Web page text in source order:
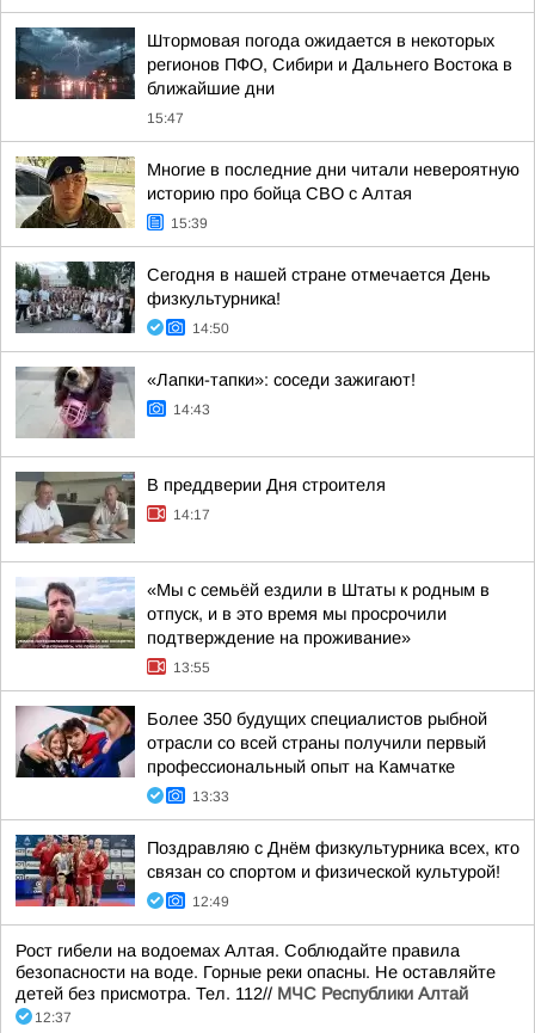
Штормовая погода ожидается в некоторых
регионов ПФО, Сибири и Дальнего Востока в
ближайшие дни
15:47
Многие в последние дни читали невероятную
историю про бойца СВО с Алтая
15:39
Сегодня в нашей стране отмечается День
физкультурника!
14:50
«Лапки-тапки»: соседи зажигают!
14:43
В преддверии Дня строителя
14:17
«Мы с семьёй ездили в Штаты к родным в
отпуск, и в это время мы просрочили
подтверждение на проживание»
13:55
Более 350 будущих специалистов рыбной
отрасли со всей страны получили первый
профессиональный опыт на Камчатке
13:33
Поздравляю с Днём физкультурника всех, кто
связан со спортом и физической культурой!
12:49
Рост гибели на водоемах Алтая. Соблюдайте правила
безопасности на воде. Горные реки опасны. Не оставляйте
детей без присмотра. Тел. 112// МЧС Республики Алтай
12:37